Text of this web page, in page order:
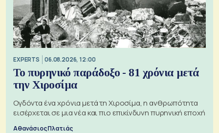
EXPERTS 06.08.2026, 12:00
Το πυρηνικό παράδοξο - 81 χρόνια μετά
την Χιροσίμα
Ογδόντα ένα χρόνια μετά τη Χιροσίμα, η ανθρωπότητα
εισέρχεται σε μια νέα και πιο επικίνδυνη πυρηνική εποχή
Αθανάσιος Πλατιάς